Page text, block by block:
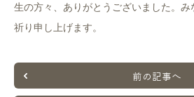
生の方々、ありがとうございました。
祈り申し上げます。
前の記事へ